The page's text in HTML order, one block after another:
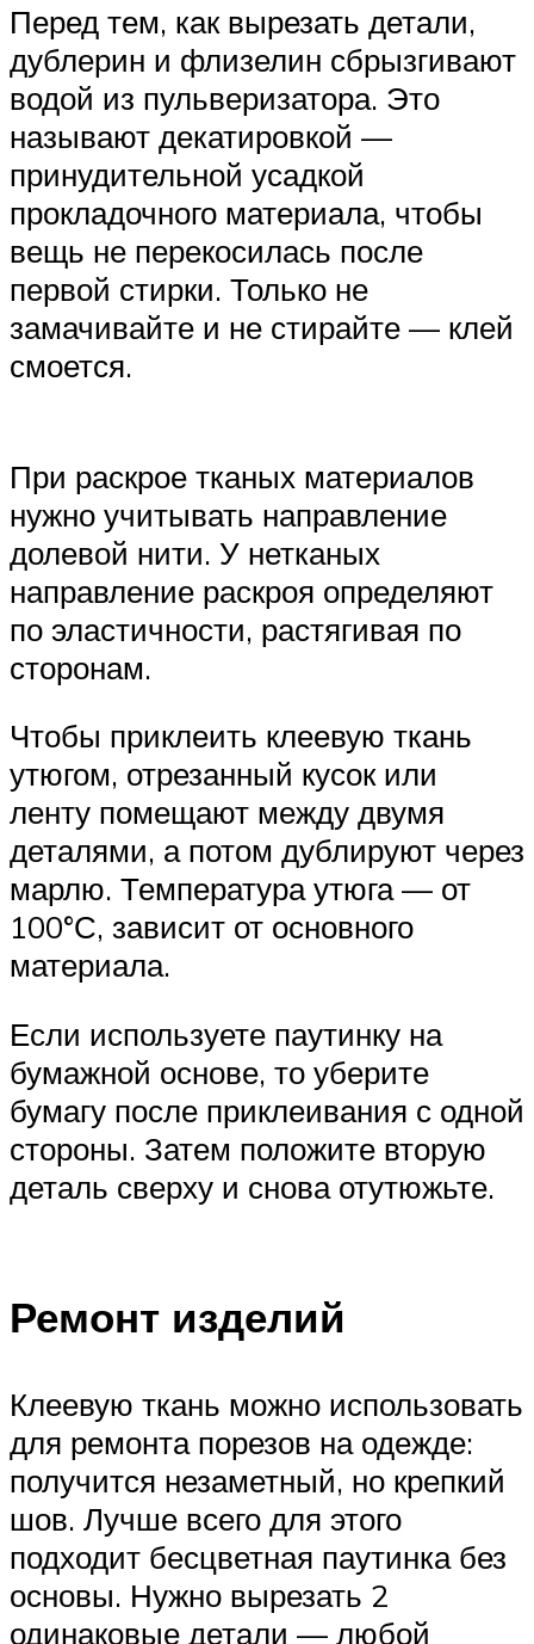
Перед тем, как вырезать детали,
дублерин и флизелин сбрызгивают
водой из пульверизатора. Это
называют декатировкой —
принудительной усадкой
прокладочного материала, чтобы
вещь не перекосилась после
первой стирки. Только не
замачивайте и не стирайте — клей
смоется.
При раскрое тканых материалов
нужно учитывать направление
долевой нити. У нетканых
направление раскроя определяют
по эластичности, растягивая по
сторонам.
Чтобы приклеить клеевую ткань
утюгом, отрезанный кусок или
ленту помещают между двумя
деталями, а потом дублируют через
марлю. Температура утюга — от
100°С, зависит от основного
материала.
Если используете паутинку на
бумажной основе, то уберите
бумагу после приклеивания с одной
стороны. Затем положите вторую
деталь сверху и снова отутюжьте.
Ремонт изделий
Клеевую ткань можно использовать
для ремонта порезов на одежде:
получится незаметный, но крепкий
шов. Лучше всего для этого
подходит бесцветная паутинка без
основы. Нужно вырезать 2
одинаковые детали — любой